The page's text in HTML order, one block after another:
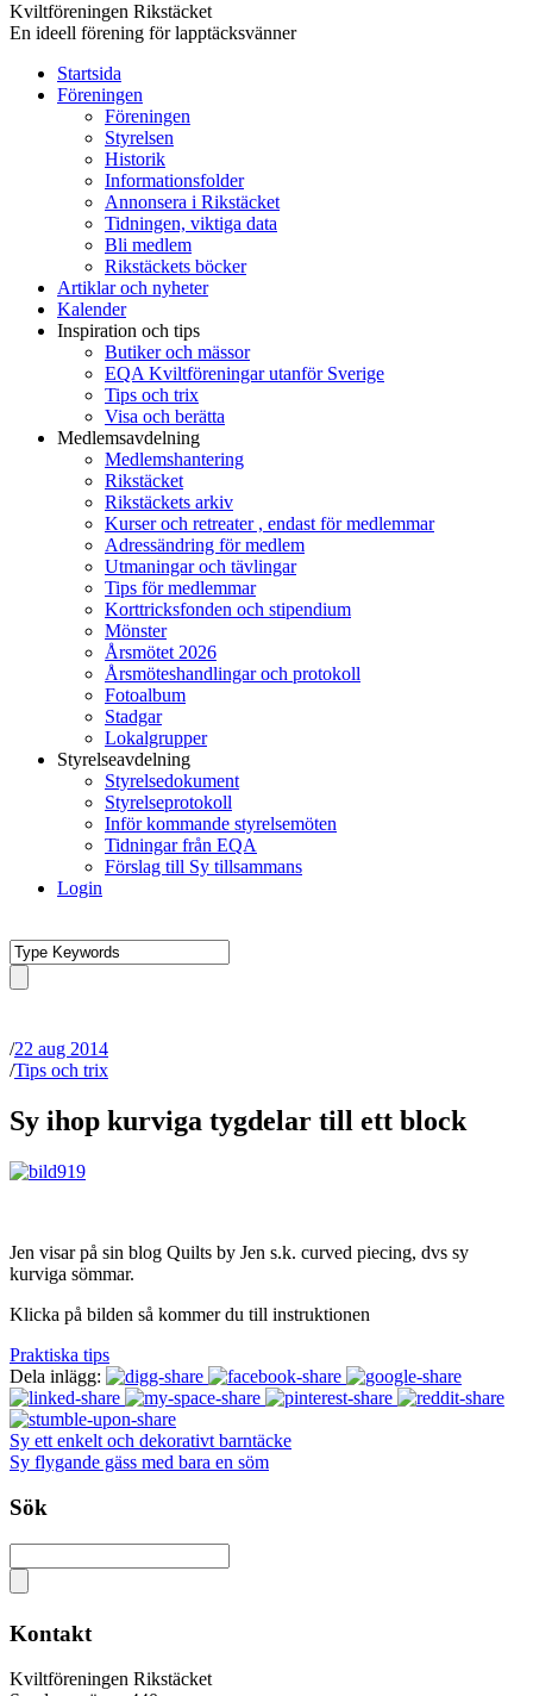
Kviltföreningen Rikstäcket
En ideell förening för lapptäcksvänner
Startsida
Föreningen
Föreningen
Styrelsen
Historik
Informationsfolder
Annonsera i Rikstäcket
Tidningen, viktiga data
Bli medlem
Rikstäckets böcker
Artiklar och nyheter
Kalender
Inspiration och tips
Butiker och mässor
EQA Kviltföreningar utanför Sverige
Tips och trix
Visa och berätta
Medlemsavdelning
Medlemshantering
Rikstäcket
Rikstäckets arkiv
Kurser och retreater , endast för medlemmar
Adressändring för medlem
Utmaningar och tävlingar
Tips för medlemmar
Korttricksfonden och stipendium
Mönster
Årsmötet 2026
Årsmöteshandlingar och protokoll
Fotoalbum
Stadgar
Lokalgrupper
Styrelseavdelning
Styrelsedokument
Styrelseprotokoll
Inför kommande styrelsemöten
Tidningar från EQA
Förslag till Sy tillsammans
Login
/22 aug 2014
/Tips och trix
Sy ihop kurviga tygdelar till ett block
Jen visar på sin blog Quilts by Jen s.k. curved piecing, dvs sy
kurviga sömmar.
Klicka på bilden så kommer du till instruktionen
Praktiska tips
Dela inlägg:
Sy ett enkelt och dekorativt barntäcke
Sy flygande gäss med bara en söm
Sök
Kontakt
Kviltföreningen Rikstäcket